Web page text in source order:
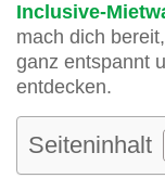
Inclusive-
mach dich
ganz entspannt
entdecken.
Seiteninhalt